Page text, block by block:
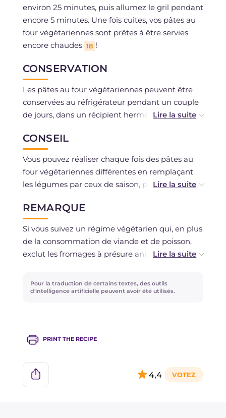
environ 25 minutes, puis allumez le gril pendant
encore 5 minutes. Une fois cuites, vos pâtes au
four végétariennes sont prêtes à être servies
encore chaudes 18 !
CONSERVATION
Les pâtes au four végétariennes peuvent être
conservées au réfrigérateur pendant un couple
de jours, dans un récipient hermétique. La
CONSEIL
Vous pouvez réaliser chaque fois des pâtes au
four végétariennes différentes en remplaçant
les légumes par ceux de saison, par exemple
courgettes : il suffira de les blanchir ou de les
faire sauter à la poêle pendant quelques
minutes! Utilisez de la ricotta de brebis pour un
goût plus prononcé. Les tiges des brocolis et des
choux-fleurs seront parfaites pour réaliser un
REMARQUE
Si vous suivez un régime végétarien qui, en plus
de la consommation de viande et de poisson,
exclut les fromages à présure animale, vous
similaire fabriqué avec de la présure végétale.
Pour la traduction de certains textes, des outils
d'intelligence artificielle peuvent avoir été utilisés.
PRINT THE RECIPE
4,4